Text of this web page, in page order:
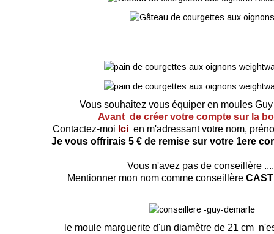
Vous souhaitez vous équiper en moules
Avant de créer votre compte sur la
Contactez-moi Ici en m'adressant votre nom,
Je vous offrirais 5 € de remise sur votre 1ere
Vous n'avez pas de conseillère
Mentionner mon nom comme conseillère
le moule marguerite d'un diamètre de 21 cm